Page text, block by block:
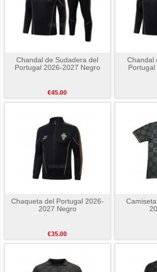
Chandal de Sudadera del
Portugal 2026-2027 Negro
€45.00
Chandal
Chaqueta del Portugal 2026-
2027 Negro
€35.00